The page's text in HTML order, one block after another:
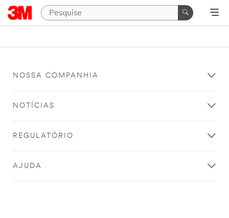
NOSSA COMPANHIA
NOTÍCIAS
REGULATÓRIO
AJUDA